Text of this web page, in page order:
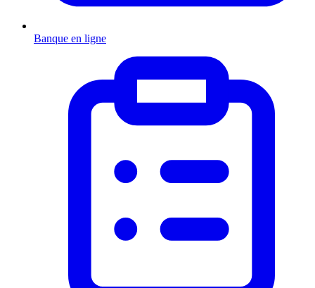
Banque en ligne